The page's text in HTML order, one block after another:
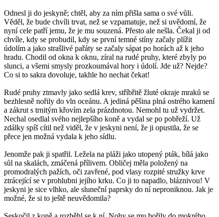
Odnesl ji do jeskyně; chtěl, aby za ním přišla sama o své vůli.
Věděl, že bude chvíli trvat, než se vzpamatuje, než si uvědomí, že
nyní cele patří jemu, že je mu souzená. Přesto ale nešla. Čekal ji od
chvíle, kdy se probudil, kdy se první temné stíny začaly plížit
údolím a jako strašlivé pařáty se začaly sápat po horách až k jeho
hradu. Chodil od okna k oknu, zíral na rudé pruhy, které zbyly po
slunci, a všemi smysly prozkoumával hory i údolí. Jde už? Nejde?
Co si to sakra dovoluje, takhle ho nechat čekat!
Rudé pruhy ztmavly jako sedlá krev, stříbřitě žluté okraje mraků se
bezhlesně nořily do vln oceánu. A jediná pěšina plná ostrého kamení
a zákrut s trnitým křovím zela prázdnotou. Nemohl tu už vydržet.
Nechal osedlal svého nejlepšího koně a vydal se po pobřeží. Už
zdálky spíš cítil než viděl, že v jeskyni není, že ji opustila, že se
přece jen možná vydala k jeho sídlu.
Jenomže pak ji spatřil. Ležela na pláži jako utopený pták, bílá jako
sůl na skalách, zmáčená přílivem. Obličej měla položený na
promodralých pažích, oči zavřené, pod vlasy rozpité stružky krve
ztrácející se v prohlubni jejího krku. Co ji to napadlo, bláznivou! V
jeskyni je sice vlhko, ale sluneční paprsky do ní neproniknou. Jak je
možné, že si to ještě neuvědomila?